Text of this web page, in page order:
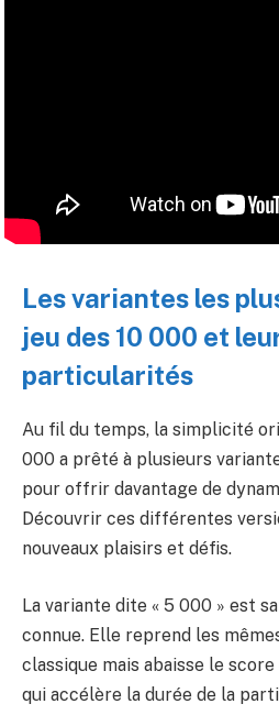
Les variantes les
jeu des 10 000 et
particularités
Au fil du temps, la simplicité
000 a prêté à plusieurs
pour offrir davantage de
Découvrir ces différentes
nouveaux plaisirs et défis.
La variante dite « 5 000 » est
connue. Elle reprend les
classique mais abaisse le
qui accélère la durée de la